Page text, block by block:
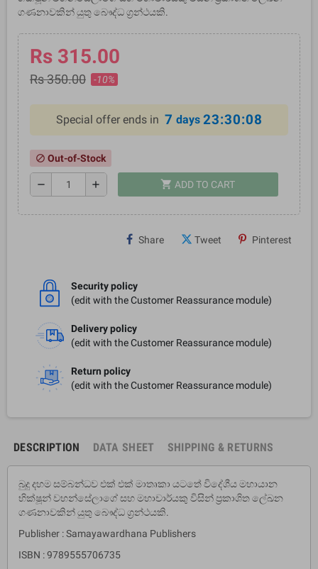
ගණනාවකින් යුතු බෞද්ධ ග‍්‍රන්ථයකි.
Rs 315.00
Rs 350.00 -10%
Special offer ends in 7 days 23:30:08
block Out-of-Stock
remove add shopping_cart ADD TO CART
Share Tweet Pinterest
Security policy
(edit with the Customer Reassurance module)
Delivery policy
(edit with the Customer Reassurance module)
Return policy
(edit with the Customer Reassurance module)
DESCRIPTION DATA SHEET SHIPPING & RETURNS
බුදු දහම සම්බන්ධව එක් එක් මාතෘකා යටතේ විදේශීය මහායාන
භික්ෂූන් වහන්සේලාගේ සහ මහාචාර්යකු විසින් ප‍්‍රකාශිත ලේඛන
ගණනාවකින් යුතු බෞද්ධ ග‍්‍රන්ථයකි.
Publisher : Samayawardhana Publishers
ISBN : 9789555706735